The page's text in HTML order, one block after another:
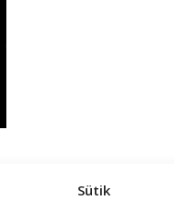
Sütik